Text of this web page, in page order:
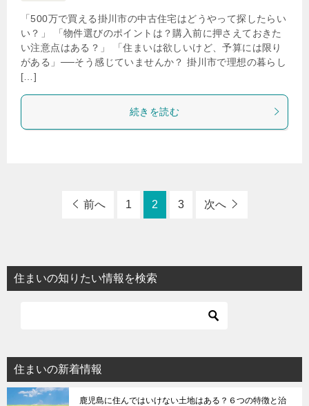
「500万で買える掛川市の中古住宅はどうやって探したらい
い？」 「物件選びのポイントは？購入前に押さえておきた
い注意点はある？」 「住まいは欲しいけど、予算には限り
がある」──そう感じていませんか？ 掛川市で理想の暮らし
[…]
続きを読む
前へ 1 2 3 次へ
住まいの知りたい情報を検索
住まいの新着情報
鹿児島に住んではいけない土地はある？６つの特徴と治